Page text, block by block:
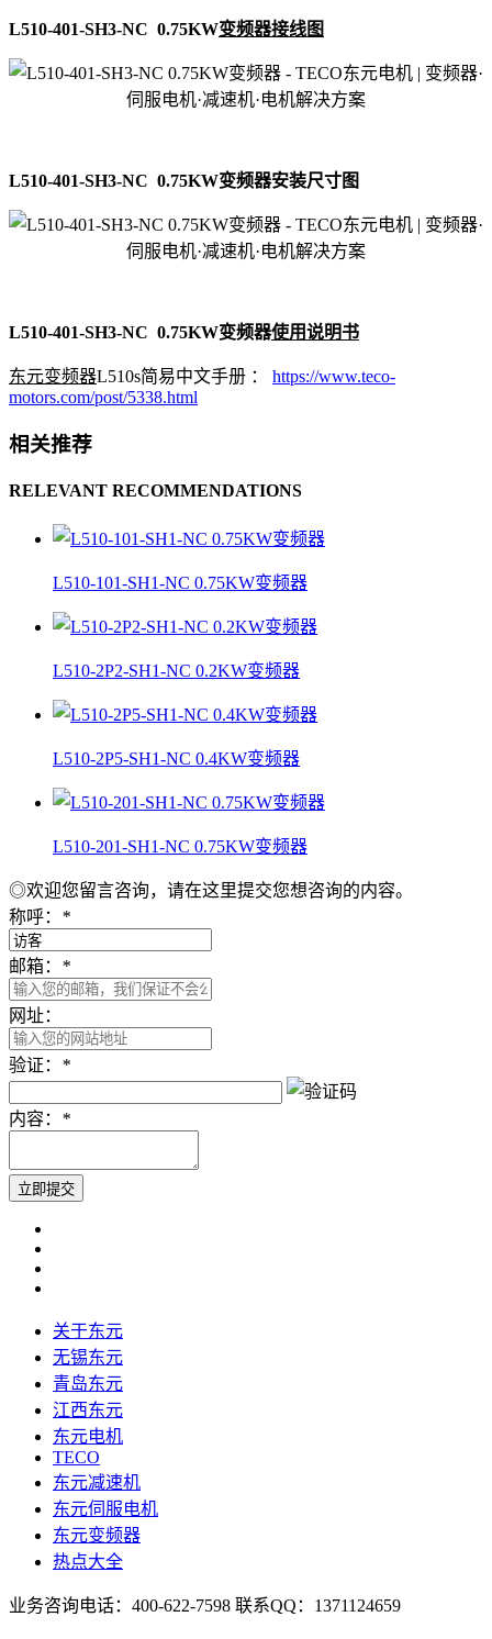
L510-401-SH3-NC 0.75KW变频器接线图
L510-401-SH3-NC 0.75KW变频器安装尺寸图
L510-401-SH3-NC 0.75KW变频器使用说明书
东元变频器L510s简易中文手册 ： https://www.teco-
motors.com/post/5338.html
相关推荐
RELEVANT RECOMMENDATIONS
L510-101-SH1-NC 0.75KW变频器
L510-2P2-SH1-NC 0.2KW变频器
L510-2P5-SH1-NC 0.4KW变频器
L510-201-SH1-NC 0.75KW变频器
◎欢迎您留言咨询，请在这里提交您想咨询的内容。
称呼： *
邮箱： *
网址：
验证： *
内容： *
关于东元
无锡东元
青岛东元
江西东元
东元电机
TECO
东元减速机
东元伺服电机
东元变频器
热点大全
业务咨询电话：400-622-7598 联系QQ：1371124659